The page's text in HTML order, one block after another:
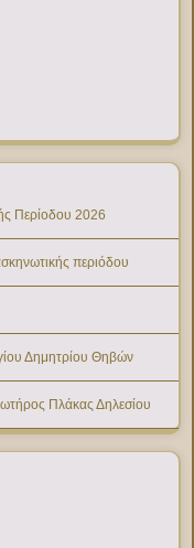
Περίοδου 2026
περιόδου
Δημητρίου Θηβών
Πλάκας Δηλεσίου